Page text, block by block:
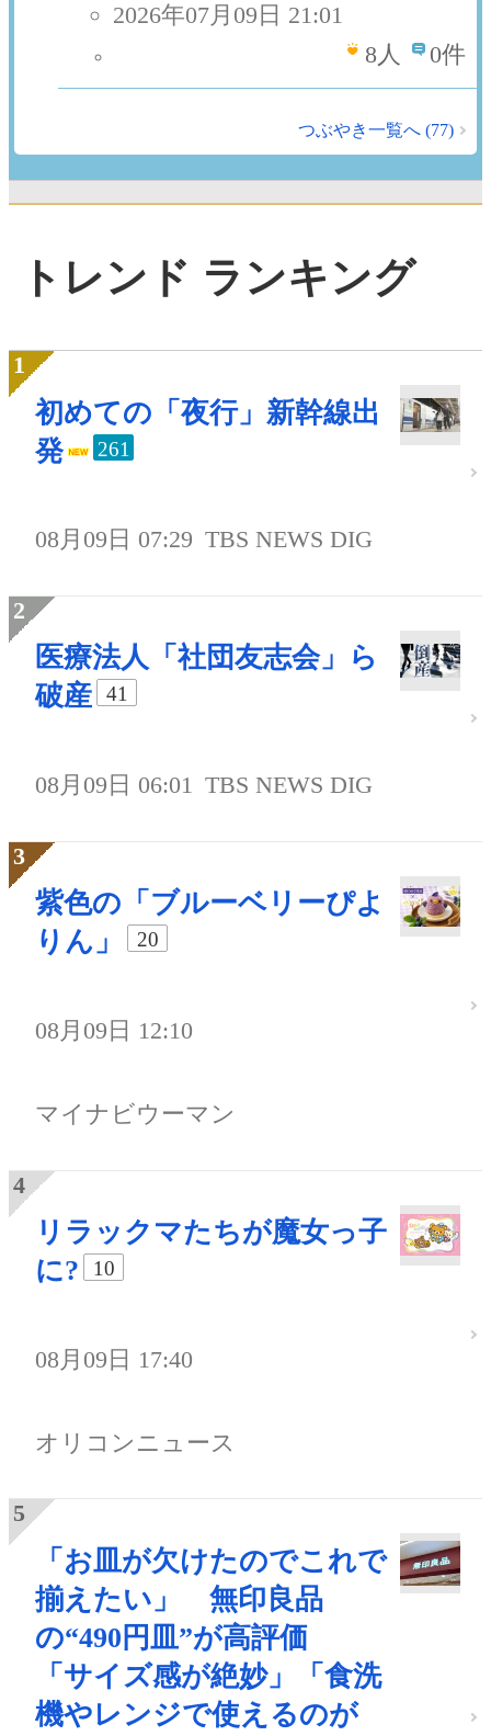
2026年07月09日 21:01
8人 0件
つぶやき一覧へ (77)
トレンド ランキング
初めての「夜行」新幹線出
発
261
08月09日 07:29 TBS NEWS DIG
医療法人「社団友志会」ら
破産
41
08月09日 06:01 TBS NEWS DIG
紫色の「ブルーベリーぴよ
りん」
20
08月09日 12:10
マイナビウーマン
リラックマたちが魔女っ子
に?
10
08月09日 17:40
オリコンニュース
「お皿が欠けたのでこれで
揃えたい」 無印良品
の“490円皿”が高評価
「サイズ感が絶妙」「食洗
機やレンジで使えるのが